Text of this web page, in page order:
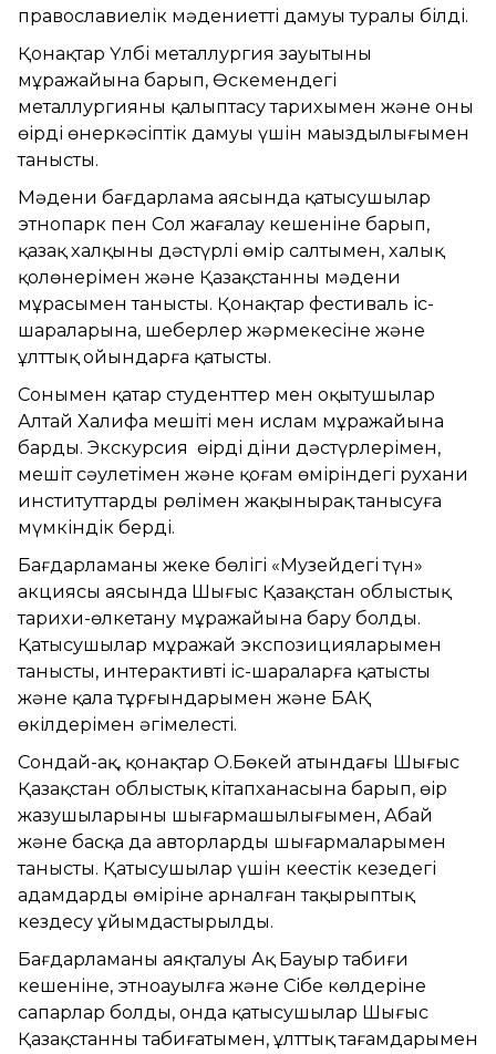
православиелік мәдениеттің дамуы туралы білді.
Қонақтар Үлбі металлургия зауытының
мұражайына барып, Өскемендегі
металлургияның қалыптасу тарихымен және оның
өңірдің өнеркәсіптік дамуы үшін маңыздылығымен
танысты.
Мәдени бағдарлама аясында қатысушылар
этнопарк пен Сол жағалау кешеніне барып,
қазақ халқының дәстүрлі өмір салтымен, халық
қолөнерімен және Қазақстанның мәдени
мұрасымен танысты. Қонақтар фестиваль іс-
шараларына, шеберлер жәрмеңкесіне және
ұлттық ойындарға қатысты.
Сонымен қатар студенттер мен оқытушылар
Алтай Халифа мешіті мен ислам мұражайына
барды. Экскурсия өңірдің діни дәстүрлерімен,
мешіт сәулетімен және қоғам өміріндегі рухани
институттардың рөлімен жақынырақ танысуға
мүмкіндік берді.
Бағдарламаның жеке бөлігі «Музейдегі түн»
акциясы аясында Шығыс Қазақстан облыстық
тарихи-өлкетану мұражайына бару болды.
Қатысушылар мұражай экспозицияларымен
танысты, интерактивті іс-шараларға қатысты
және қала тұрғындарымен және БАҚ
өкілдерімен әңгімелесті.
Сондай-ақ, қонақтар О.Бөкей атындағы Шығыс
Қазақстан облыстық кітапханасына барып, өңір
жазушыларының шығармашылығымен, Абай
және басқа да авторлардың шығармаларымен
танысты. Қатысушылар үшін кеңестік кезеңдегі
адамдардың өміріне арналған тақырыптық
кездесу ұйымдастырылды.
Бағдарламаның аяқталуы Ақ Бауыр табиғи
кешеніне, этноауылға және Сібе көлдеріне
сапарлар болды, онда қатысушылар Шығыс
Қазақстанның табиғатымен, ұлттық тағамдарымен